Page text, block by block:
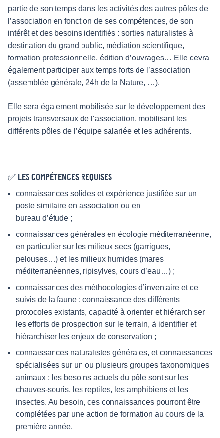
partie de son temps dans les activités des autres pôles de
l’association en fonction de ses compétences, de son
intérêt et des besoins identifiés : sorties naturalistes à
destination du grand public, médiation scientifique,
formation professionnelle, édition d’ouvrages… Elle devra
également participer aux temps forts de l’association
(assemblée générale, 24h de la Nature, …).
Elle sera également mobilisée sur le développement des
projets transversaux de l’association, mobilisant les
différents pôles de l’équipe salariée et les adhérents.
✅ LES COMPÉTENCES REQUISES
connaissances solides et expérience justifiée sur un
poste similaire en association ou en
bureau d’étude ;
connaissances générales en écologie méditerranéenne,
en particulier sur les milieux secs (garrigues,
pelouses…) et les milieux humides (mares
méditerranéennes, ripisylves, cours d’eau…) ;
connaissances des méthodologies d’inventaire et de
suivis de la faune : connaissance des différents
protocoles existants, capacité à orienter et hiérarchiser
les efforts de prospection sur le terrain, à identifier et
hiérarchiser les enjeux de conservation ;
connaissances naturalistes générales, et connaissances
spécialisées sur un ou plusieurs groupes taxonomiques
animaux : les besoins actuels du pôle sont sur les
chauves-souris, les reptiles, les amphibiens et les
insectes. Au besoin, ces connaissances pourront être
complétées par une action de formation au cours de la
première année.